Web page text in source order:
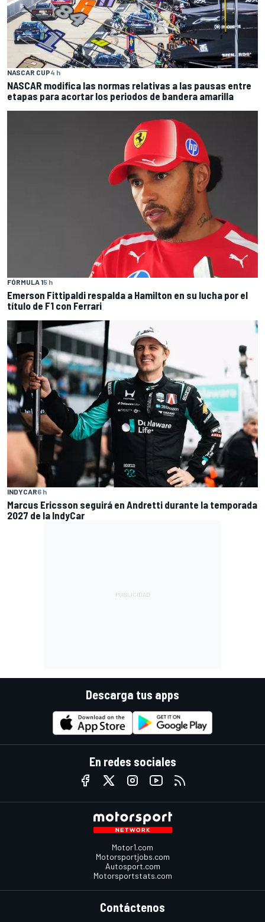
NASCAR CUP4 h
NASCAR modifica las normas relativas a las pausas entre
etapas para acortar los periodos de bandera amarilla
FÓRMULA 15 h
Emerson Fittipaldi respalda a Hamilton en su lucha por el
título de F1 con Ferrari
INDYCAR6 h
Marcus Ericsson seguirá en Andretti durante la temporada
2027 de la IndyCar
Descarga tus apps
En redes sociales
Motor1.com
Motorsportjobs.com
Autosport.com
Motorsportstats.com
Contáctenos